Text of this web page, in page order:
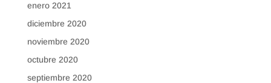
enero 2021
diciembre 2020
noviembre 2020
octubre 2020
septiembre 2020